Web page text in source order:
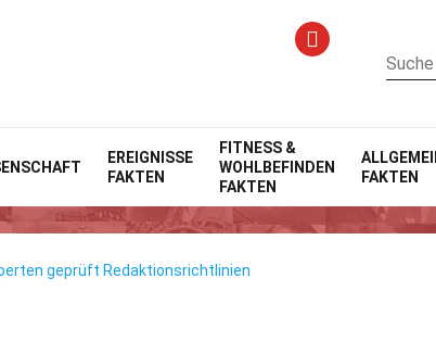
EREIGNISSE
FAKTEN
FITNESS &
WOHLBEFINDEN
FAKTEN
FAKTEN
Levi
geprüft Redaktionsrichtlinien